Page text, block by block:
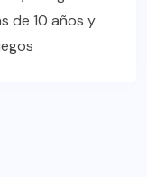
de 10 años y